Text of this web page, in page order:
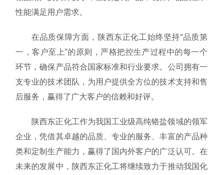
性能满足用户需求。
在品质保障方面，陕西东正化工始终坚持“品质第
一，客户至上”的原则，严格把控生产过程中的每一个
环节，确保产品符合国家标准和行业要求。公司拥有一
支专业的技术团队，为用户提供全方位的技术支持和售
后服务，赢得了广大客户的信赖和好评。
陕西东正化工作为我国工业级高纯铬盐领域的领军
企业，凭借其卓越的品质、专业的服务、丰富的产品种
类和定制生产能力，赢得了国内外客户的广泛认可。在
未来的发展中，陕西东正化工将继续致力于推动我国化